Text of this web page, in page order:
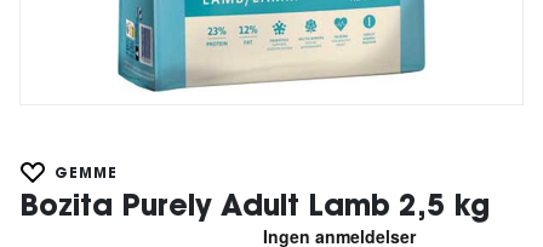
GEMME
Bozita Purely Adult Lamb 2,5 kg